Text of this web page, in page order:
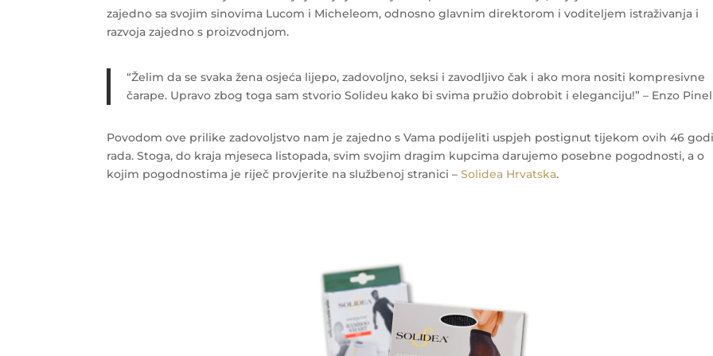
zajedno sa svojim sinovima Lucom i Micheleom, odnosno glavnim direktorom i voditeljem istraživanja i
razvoja zajedno s proizvodnjom.
“Želim da se svaka žena osjeća lijepo, zadovoljno, seksi i zavodljivo čak i ako mora nositi kompresivne
čarape. Upravo zbog toga sam stvorio Solideu kako bi svima pružio dobrobit i eleganciju!” – Enzo
Povodom ove prilike zadovoljstvo nam je zajedno s Vama podijeliti uspjeh postignut tijekom ovih 46
rada. Stoga, do kraja mjeseca listopada, svim svojim dragim kupcima darujemo posebne pogodnosti, a o
kojim pogodnostima je riječ provjerite na službenoj stranici –Solidea Hrvatska.